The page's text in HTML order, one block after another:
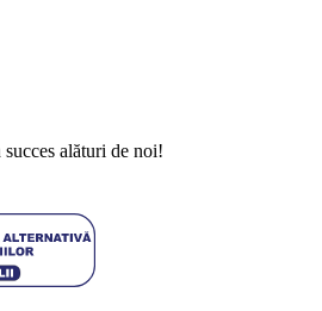
alături de noi!